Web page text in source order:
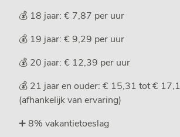
💰 18 jaar: € 7,87 per uur
💰 19 jaar: € 9,29 per uur
💰 20 jaar: € 12,39 per uur
💰 21 jaar en ouder: € 15,31 tot €
(afhankelijk van ervaring)
➕ 8% vakantietoeslag